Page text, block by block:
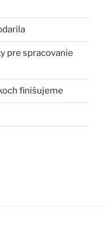
pre spracovanie
finišujeme